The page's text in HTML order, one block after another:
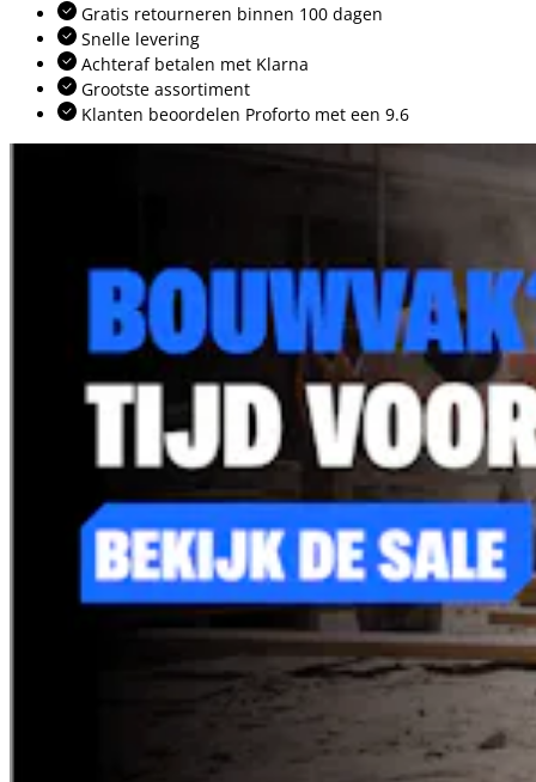
Gratis retourneren binnen 100 dagen
Snelle levering
Achteraf betalen met Klarna
Grootste assortiment
Klanten beoordelen Proforto met een 9.6